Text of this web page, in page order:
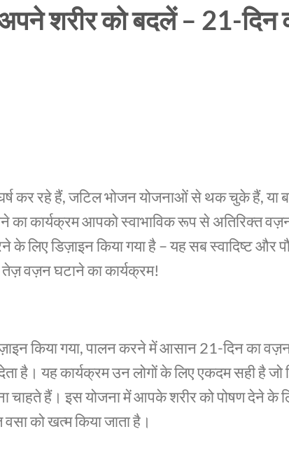
शरीर को बदलें – 21-
कर रहे हैं, जटिल भोजन योजनाओं से थक चुके हैं, या
का कार्यक्रम आपको स्वाभाविक रूप से अतिरिक्त
के लिए डिज़ाइन किया गया है – यह सब स्वादिष्ट
वज़न घटाने का कार्यक्रम!
किया गया, पालन करने में आसान 21-दिन का
है। यह कार्यक्रम उन लोगों के लिए एकदम सही है जो
चाहते हैं। इस योजना में आपके शरीर को पोषण देने के
को खत्म किया जाता है।